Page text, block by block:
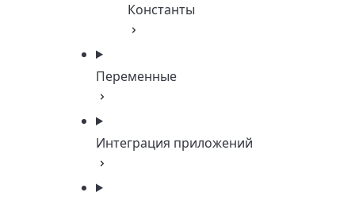
Константы
Переменные
Интеграция приложений